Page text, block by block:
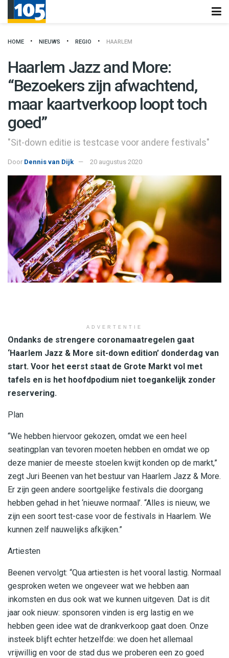
HOME NIEUWS REGIO HAARLEM
Haarlem Jazz and More:
“Bezoekers zijn afwachtend,
maar kaartverkoop loopt toch
goed”
"Sit-down editie is testcase voor andere festivals"
Door Dennis van Dijk 20 augustus 2020
ADVERTENTIE
Ondanks de strengere coronamaatregelen gaat
‘Haarlem Jazz & More sit-down edition’ donderdag van
start. Voor het eerst staat de Grote Markt vol met
tafels en is het hoofdpodium niet toegankelijk zonder
reservering.
Plan
“We hebben hiervoor gekozen, omdat we een heel
seatingplan van tevoren moeten hebben en omdat we op
deze manier de meeste stoelen kwijt konden op de markt,”
zegt Juri Beenen van het bestuur van Haarlem Jazz & More.
Er zijn geen andere soortgelijke festivals die doorgang
hebben gehad in het ‘nieuwe normaal’. “Alles is nieuw, we
zijn een soort test-case voor de festivals in Haarlem. We
kunnen zelf nauwelijks afkijken.”
Artiesten
Beenen vervolgt: “Qua artiesten is het vooral lastig. Normaal
gesproken weten we ongeveer wat we hebben aan
inkomsten en dus ook wat we kunnen uitgeven. Dat is dit
jaar ook nieuw: sponsoren vinden is erg lastig en we
hebben geen idee wat de drankverkoop gaat doen. Onze
insteek blijft echter hetzelfde: we doen het allemaal
vrijwillig en voor de stad dus we proberen een zo goed